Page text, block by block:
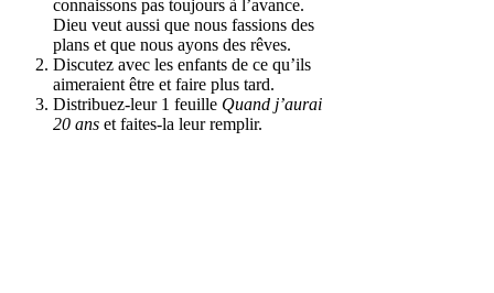
connaissons pas toujours à l’avance.
Dieu veut aussi que nous fassions des
plans et que nous ayons des rêves.
Discutez avec les enfants de ce qu’ils
aimeraient être et faire plus tard.
Distribuez-leur 1 feuille Quand j’aurai
20 ans et faites-la leur remplir.